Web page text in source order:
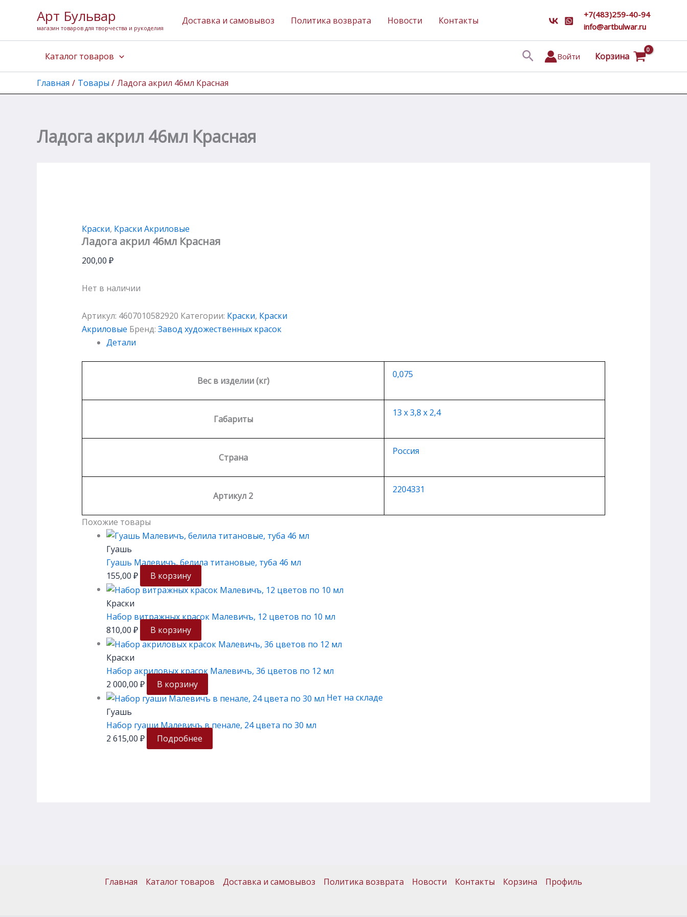
содержимому
Арт Бульвар
магазин товаров для творчества и рукоделия
Доставка и самовывоз Политика возврата Новости Контакты
+7(483)259-40-94
info@artbulwar.ru
Каталог товаров ПоискВойти Корзина
Главная Товары Ладога акрил 46мл Красная
Ладога акрил 46мл Красная
Краски, Краски Акриловые
Ладога акрил 46мл Красная
200,00 ₽
Нет в наличии
Артикул: 4607010582920 Категории: Краски, Краски
Акриловые Бренд: Завод художественных красок
Детали
Вес в изделии (кг)
0,075
Габариты
13 х 3,8 х 2,4
Страна
Россия
Артикул 2
2204331
Похожие товары
Гуашь
Гуашь Малевичъ, белила титановые, туба 46 мл
155,00 ₽ В корзину
Краски
Набор витражных красок Малевичъ, 12 цветов по 10 мл
810,00 ₽ В корзину
Краски
Набор акриловых красок Малевичъ, 36 цветов по 12 мл
2 000,00 ₽
В корзину
Нет на складе
Гуашь
Набор гуаши Малевичъ в пенале, 24 цвета по 30 мл
2 615,00 ₽ Подробнее
Главная Каталог товаров Доставка и самовывоз Политика возврата Новости Контакты Корзина Профиль